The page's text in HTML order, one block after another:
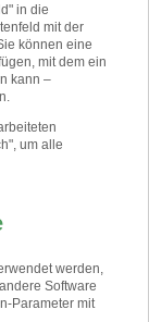
in die
mit der
können eine
mit dem ein
kann –
um alle
werden,
Software
Parameter mit